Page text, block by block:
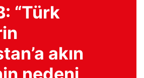
“Türk
akın
nedeni